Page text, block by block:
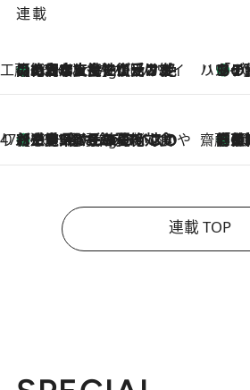
連載
工藤まやのおもてなしハワイ
10 Hours Ago
【ハワイ土産】ローカルの絶大な支持で復活！ 絶品の幻クッキー《元ファンの日本人女性が受け継いだ名店》 ハワイ賢者 リサのお気に入りリスト
あの伝説の限定
47都道府県の手みやげ ひんやりスイーツで夏を満喫
10 Hours Ago
【三重県】この夏絶対食べたい 冷やしておいしいおやつ3選 お餅×アイスの新感覚スイーツ 齋藤「荷物が増えるほど旅ストレスは増す」美容ジャーナリストがたどり着いた最終結論。“化粧
連載 TOP